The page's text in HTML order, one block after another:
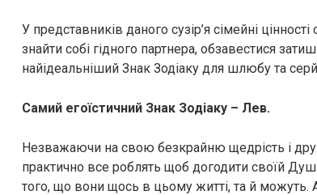
У представників даного сузір’я сімейні
знайти собі гідного партнера, обзавестися
найідеальніший Знак Зодіаку для шлюбу та
Самий егоїстичний Знак Зодіаку – Лев.
Незважаючи на свою безкрайню щедрість і
практично все роблять щоб догодити своїй Душі
того, що вони щось в цьому житті, та й можуть.